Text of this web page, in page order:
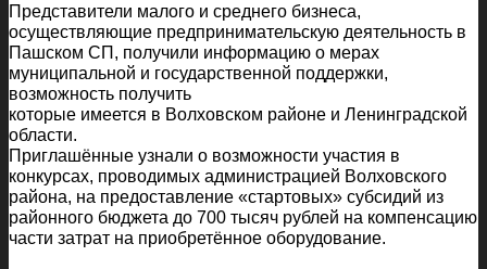
Представители малого и среднего бизнеса,
осуществляющие предпринимательскую деятельность в
Пашском СП, получили информацию о мерах
муниципальной и государственной поддержки,
возможность получить
которые имеется в Волховском районе и Ленинградской
области.
Приглашённые узнали о возможности участия в
конкурсах, проводимых администрацией Волховского
района, на предоставление «стартовых» субсидий из
районного бюджета до 700 тысяч рублей на компенсацию
части затрат на приобретённое оборудование.